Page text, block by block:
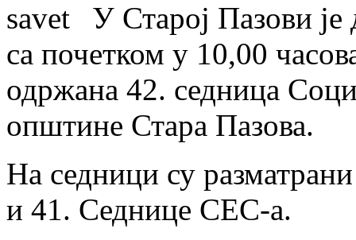
У Старој Пазови је
са почетком у 10,00
одржана 42. седница
општине Стара Пазова.
На седници су
и 41. Седнице СЕС-а.